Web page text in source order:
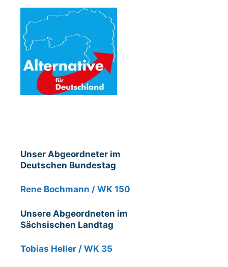
Unser Abgeordneter im
Deutschen Bundestag
Rene Bochmann / WK 150
Unsere Abgeordneten im
Sächsischen Landtag
Tobias Heller / WK 35